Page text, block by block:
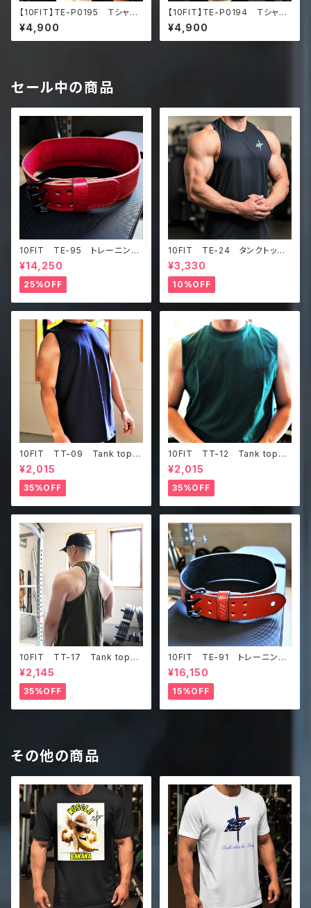
【10FIT】TE-P0195 Ｔシャ
ツ トレーニング 筋トレ 10F
ITアートデザイン Oversize
d faded t-shirt
¥4,900
【10FIT】TE-P0194 Ｔシャ
ツ トレーニング 筋トレ 10F
ITアートデザイン Oversize
d faded t-shirt
¥4,900
セール中の商品
10FIT TE-95 トレーニング
ベルト リフティングベルト パ
ワーベルト レザー ワインレ
ッド lifting belt power b
elt
¥14,250
25%OFF
10FIT TE-24 タンクトッ
プ メッシュ ジムウェア トレ
ーニング 筋トレ 黒 Tankt
op
¥3,330
10%OFF
10FIT TT-09 Tank top
タンクトップ ジムウェア トレ
ーニング 筋トレ 紺
¥2,015
35%OFF
10FIT TT-12 Tank top
タンクトップ ジムウェア トレ
ーニング 筋トレ ダークグリ
ーン
¥2,015
35%OFF
10FIT TT-17 Tank top
タンクトップ ジムウェア トレ
ーニング 筋トレ カーキ
¥2,145
35%OFF
10FIT TE-91 トレーニング
ベルト リフティングベルト パ
ワーベルト レザー ブラウ
ン lifting belt power belt
¥16,150
15%OFF
その他の商品